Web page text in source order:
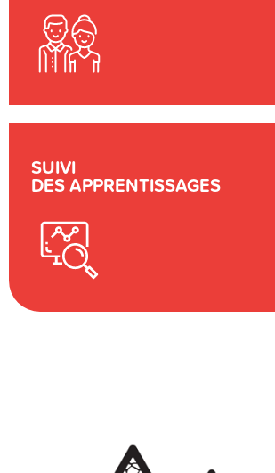
SUIVI
DES APPRENTISSAGES